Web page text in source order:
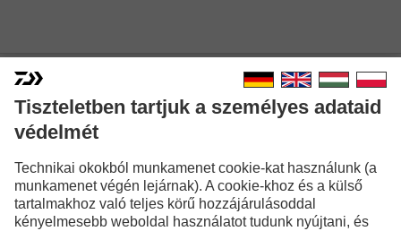
ADVANTAGE
Tiszteletben tartjuk a személyes adataid
védelmét
Technikai okokból munkamenet cookie-kat használunk (a
munkamenet végén lejárnak). A cookie-khoz és a külső
tartalmakhoz való teljes körű hozzájárulásoddal
kényelmesebb weboldal használatot tudunk nyújtani, és